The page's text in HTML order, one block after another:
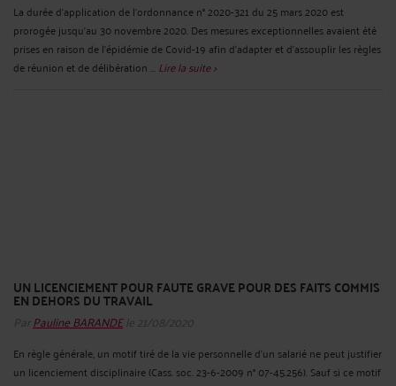
La durée d’application de l’ordonnance n° 2020-321 du 25 mars 2020 est
prorogée jusqu’au 30 novembre 2020. Des mesures exceptionnelles avaient été
prises en raison de l’épidémie de Covid-19 afin d’adapter et d’assouplir les règles
de réunion et de délibération ... Lire la suite >
UN LICENCIEMENT POUR FAUTE GRAVE POUR DES FAITS COMMIS
EN DEHORS DU TRAVAIL
Par Pauline BARANDEle 21/08/2020
En règle générale, un motif tiré de la vie personnelle d’un salarié ne peut justifier
un licenciement disciplinaire (Cass. soc. 23-6-2009 n° 07-45.256). Sauf si ce motif